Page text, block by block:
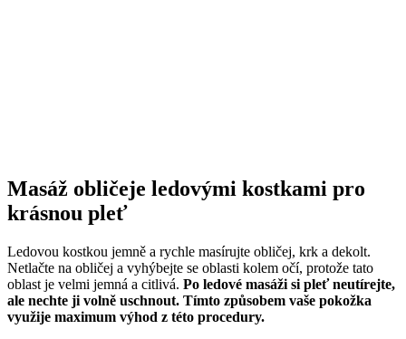
Masáž obličeje ledovými kostkami pro
krásnou pleť
Ledovou kostkou jemně a rychle masírujte obličej, krk a dekolt.
Netlačte na obličej a vyhýbejte se oblasti kolem očí, protože tato
oblast je velmi jemná a citlivá. Po ledové masáži si pleť neutírejte,
ale nechte ji volně uschnout. Tímto způsobem vaše pokožka
využije maximum výhod z této procedury.